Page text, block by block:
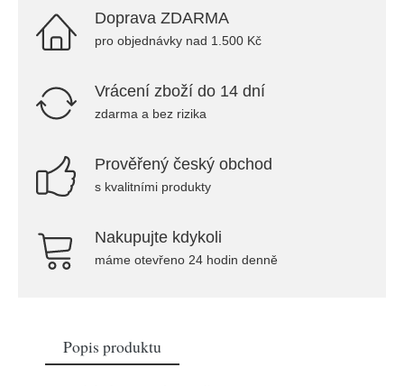
Doprava ZDARMA
pro objednávky nad 1.500 Kč
Vrácení zboží do 14 dní
zdarma a bez rizika
Prověřený český obchod
s kvalitními produkty
Nakupujte kdykoli
máme otevřeno 24 hodin denně
Popis produktu